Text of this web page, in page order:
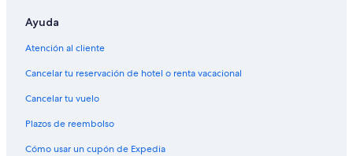
Ayuda
Atención al cliente
Cancelar tu reservación de hotel o renta vacacional
Cancelar tu vuelo
Plazos de reembolso
Cómo usar un cupón de Expedia